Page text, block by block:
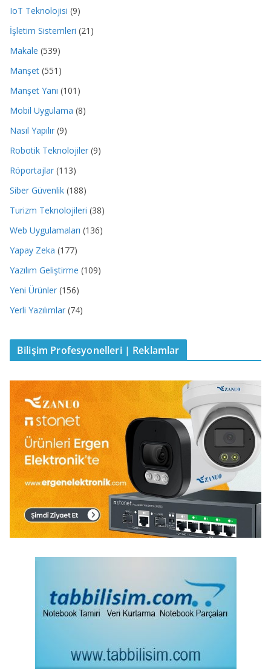
IoT Teknolojisi (9)
İşletim Sistemleri (21)
Makale (539)
Manşet (551)
Manşet Yanı (101)
Mobil Uygulama (8)
Nasıl Yapılır (9)
Robotik Teknolojiler (9)
Röportajlar (113)
Siber Güvenlik (188)
Turizm Teknolojileri (38)
Web Uygulamaları (136)
Yapay Zeka (177)
Yazılım Geliştirme (109)
Yeni Ürünler (156)
Yerli Yazılımlar (74)
Bilişim Profesyonelleri | Reklamlar